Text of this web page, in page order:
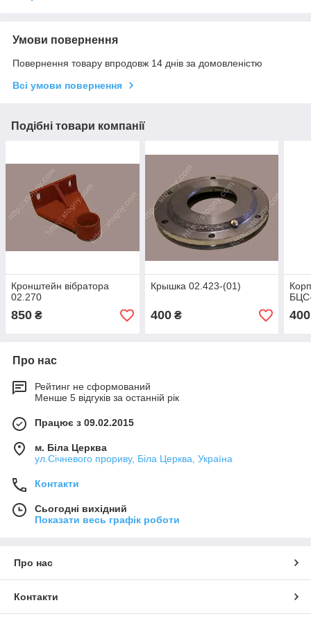
Умови повернення
Повернення товару впродовж 14 днів за домовленістю
Всі умови повернення
Подібні товари компанії
Кронштейн вібратора
02.270
850 ₴
Крышка 02.423-(01)
400₴ 400
Про нас
Рейтинг не сформований
Менше 5 відгуків за останній рік
Працює з 09.02.2015
м. Біла Церква
ул.Січневого прориву, Біла Церква, Україна
Контакти
Сьогодні вихідний
Показати весь графік роботи
Про нас
Контакти